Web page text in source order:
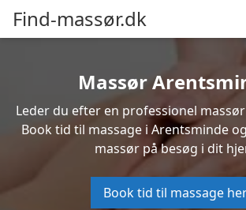
Find-massør.dk
Massør
Leder du efter en professionel
Book tid til massage i Arentsminde
massør på besøg i dit
Book tid til massage